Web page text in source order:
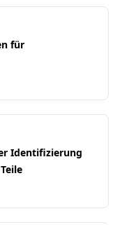
für
Identifizierung